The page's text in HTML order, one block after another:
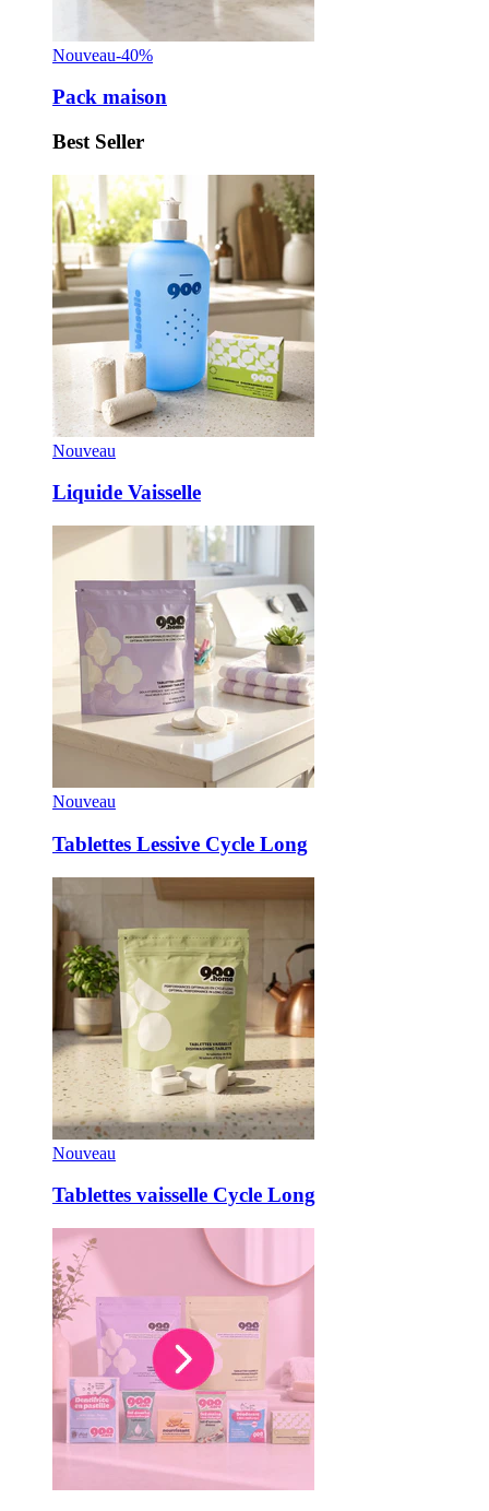
Nouveau-40%
Pack maison
Best Seller
Nouveau
Liquide Vaisselle
Nouveau
Tablettes Lessive Cycle Long
Nouveau
Tablettes vaisselle Cycle Long